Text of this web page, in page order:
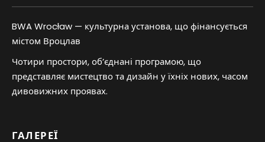
BWA Wrocław — культурна установа, що фінансується
містом Вроцлав
Чотири простори, об’єднані програмою, що
представляє мистецтво та дизайн у їхніх нових, часом
дивовижних проявах.
ГАЛЕРЕЇ